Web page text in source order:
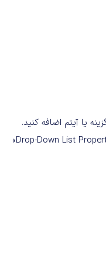
یا آیتم اضافه کنید.
برای افزودن اولین آیتم، در کنار بخش «Drop-Down List Properties»